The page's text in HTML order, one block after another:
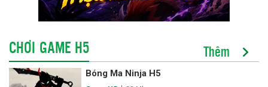
CHƠI GAME H5 Thêm
Bóng Ma Ninja H5